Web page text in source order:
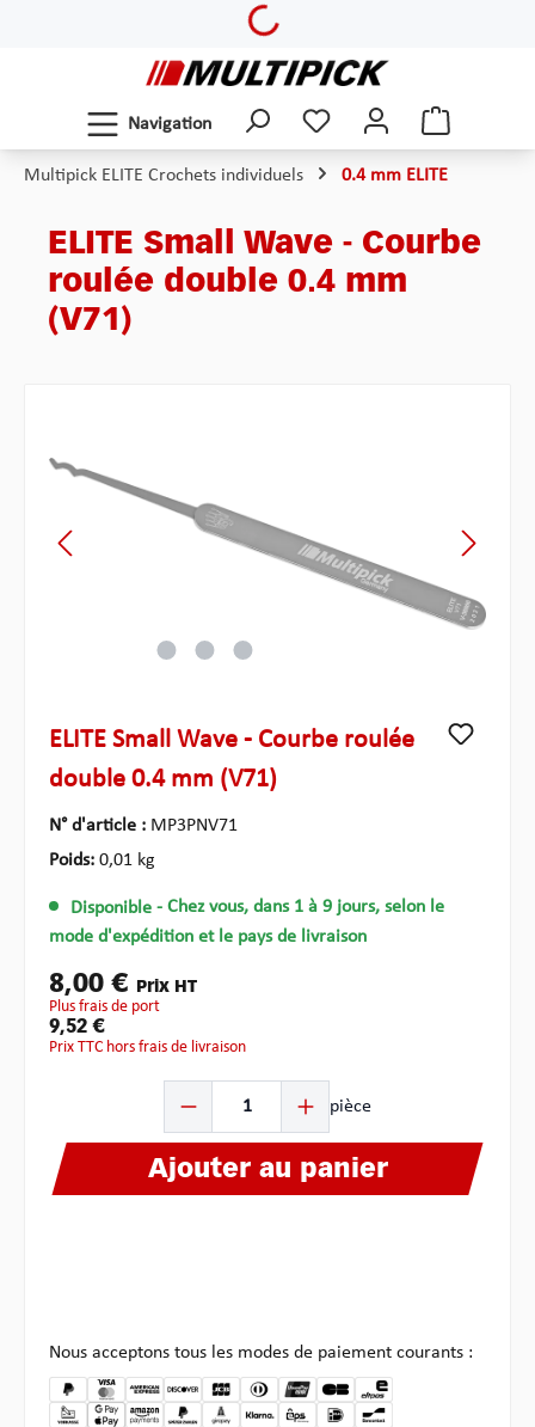
Loading...
Navigation
Multipick ELITE Crochets individuels 0.4 mm ELITE
ELITE Small Wave - Courbe
roulée double 0.4 mm
(V71)
ELITE Small Wave - Courbe roulée
double 0.4 mm (V71)
N° d'article : MP3PNV71
Poids: 0,01 kg
Disponible - Chez vous, dans 1 à 9 jours, selon le
mode d'expédition et le pays de livraison
8,00 € Prix HT
plus frais de port
9,52 €
Prix TTC hors frais de livraison
pièce
Ajouter au panier
Nous acceptons tous les modes de paiement courants :